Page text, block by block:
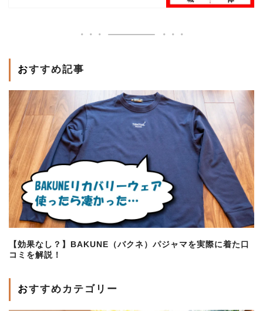
おすすめ記事
【効果なし？】BAKUNE（バクネ）パジャマを実際に着た口
コミを解説！
おすすめカテゴリー